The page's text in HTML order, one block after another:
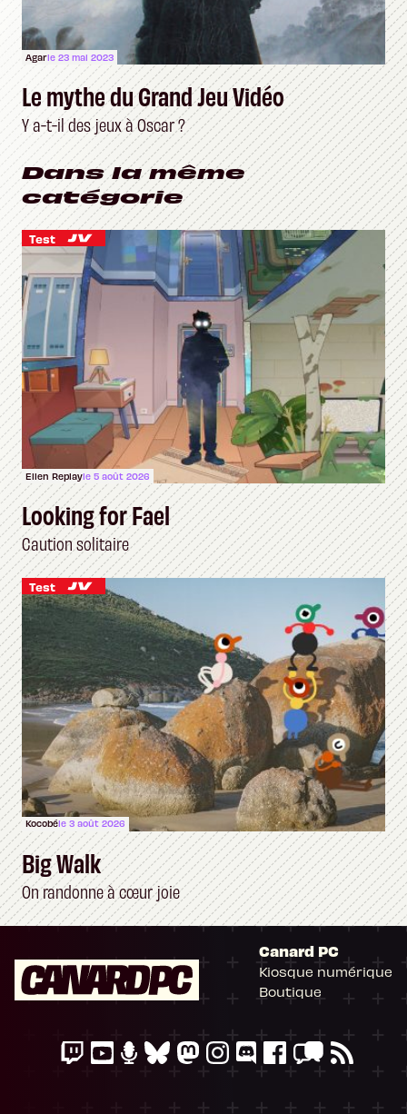
Agarle 23 mai 2023
Le mythe du Grand Jeu Vidéo
Y a-t-il des jeux à Oscar ?
Dans la même
catégorie
Test
Ellen Replayle 5 août 2026
Looking for Fael
Caution solitaire
Test
Kocobéle 3 août 2026
Big Walk
On randonne à cœur joie
Canard PC
Kiosque numérique
Boutique